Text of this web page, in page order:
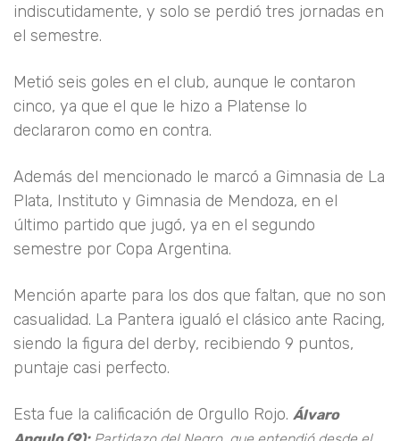
indiscutidamente, y solo se perdió tres jornadas en
el semestre.
Metió seis goles en el club, aunque le contaron
cinco, ya que el que le hizo a Platense lo
declararon como en contra.
Además del mencionado le marcó a Gimnasia de La
Plata, Instituto y Gimnasia de Mendoza, en el
último partido que jugó, ya en el segundo
semestre por Copa Argentina.
Mención aparte para los dos que faltan, que no son
casualidad. La Pantera igualó el clásico ante Racing,
siendo la figura del derby, recibiendo 9 puntos,
puntaje casi perfecto.
Esta fue la calificación de Orgullo Rojo. Álvaro